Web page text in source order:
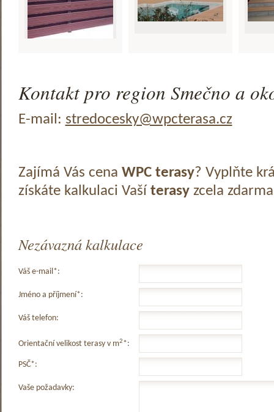
Kontakt pro region Smečno a
E-mail: stredocesky@wpcterasa.cz
Zajímá Vás cena WPC terasy? Vyplňte
získáte kalkulaci Vaší terasyzcela
Nezávazná kalkulace
Váš e-mail*:
Jméno a příjmení*:
Váš telefon:
Orientační velikost terasy v m2*:
PSČ*:
Vaše požadavky: